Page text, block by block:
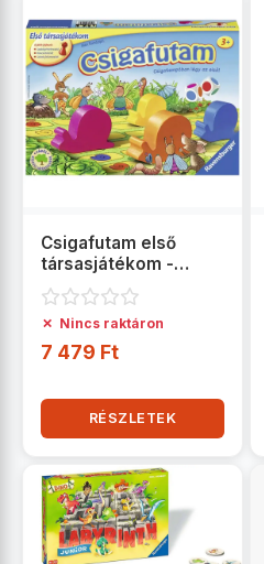
Csigafutam első
társasjátékom -
Ravensburger
✗ Nincs raktáron
7 479 Ft
RÉSZLETEK